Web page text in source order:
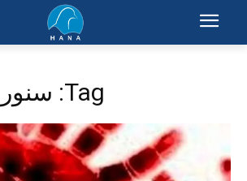
Tag: سنور